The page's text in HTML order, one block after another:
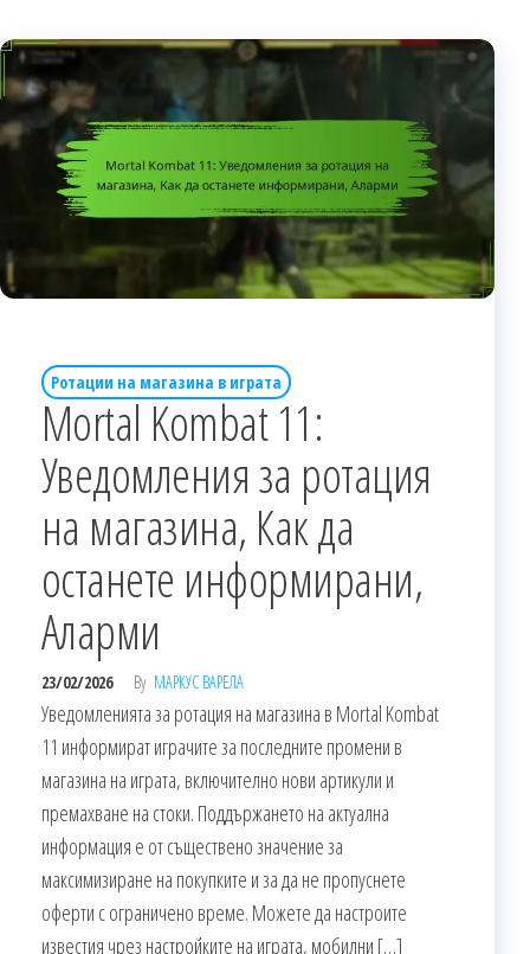
Ротации на магазина в играта
Mortal Kombat 11:
Уведомления за ротация
на магазина, Как да
останете информирани,
Аларми
23/02/2026 By МАРКУС ВАРЕЛА
Уведомленията за ротация на магазина в Mortal Kombat
11 информират играчите за последните промени в
магазина на играта, включително нови артикули и
премахване на стоки. Поддържането на актуална
информация е от съществено значение за
максимизиране на покупките и за да не пропуснете
оферти с ограничено време. Можете да настроите
известия чрез настройките на играта, мобилни […]